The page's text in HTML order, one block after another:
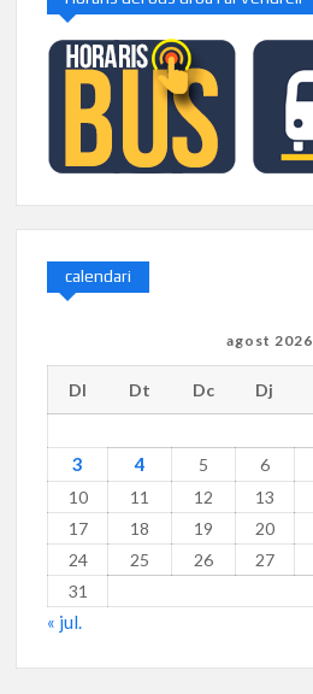
calendari
agost 2026
Dl Dt Dc Dj
3
4 5 6
10
11 12 13
17
18 19 20
24
25 26 27
31
« jul.